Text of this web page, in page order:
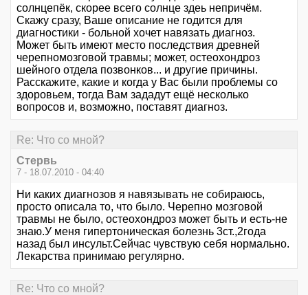
солнцепёк, скорее всего солнце здеь непричём.
Скажу сразу, Ваше описание не годится для
диагностики - больной хочет навязать диагноз.
Может быть имеют место последствия древней
черепномозговой травмы; может, остеохондроз
шейного отдела позвонков... и другие причины.
Расскажите, какие и когда у Вас были проблемы со
здоровьем, тогда Вам зададут ещё несколько
вопросов и, возможно, поставят диагноз.
Re: Что со мной?
Стервь
7 - 18.07.2010 - 04:40
Ни каких диагнозов я навязывать не собираюсь,
просто описала то, что было. Черепно мозговой
травмы не было, остеохондроз может быть и есть-не
знаю.У меня гипертоническая болезнь 3ст.,2года
назад был инсульт.Сейчас чувствую себя нормально.
Лекарства принимаю регулярно.
Re: Что со мной?